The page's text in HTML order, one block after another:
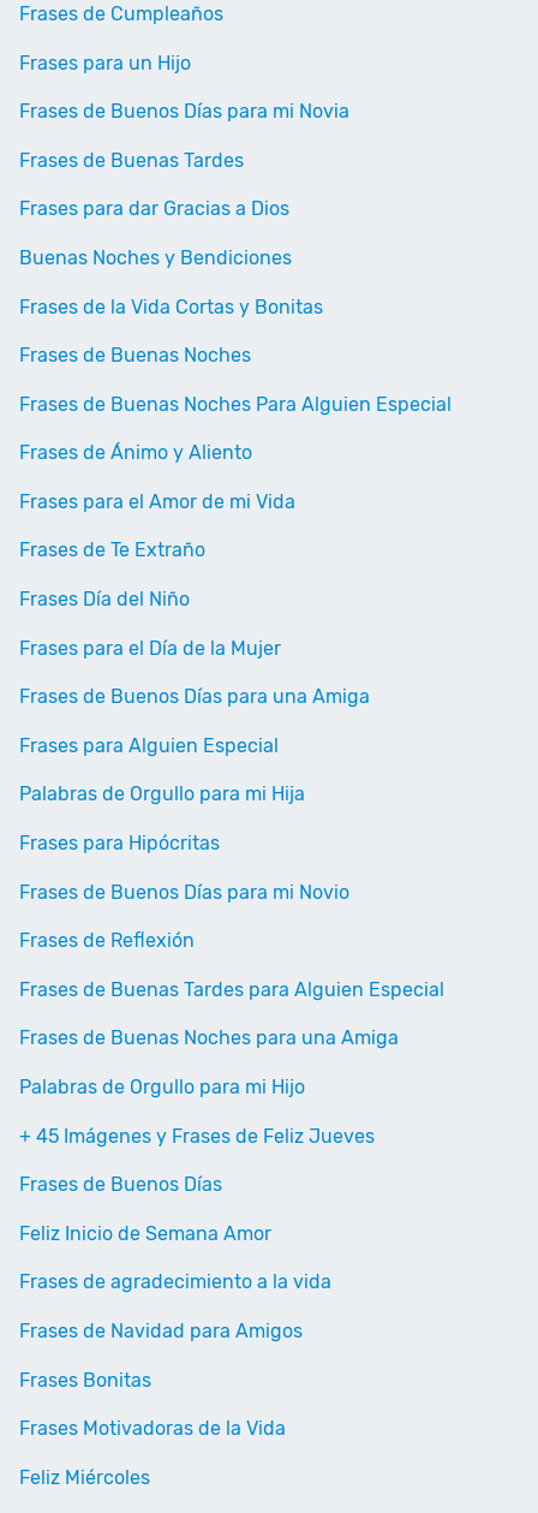
Frases de Cumpleaños
Frases para un Hijo
Frases de Buenos Días para mi Novia
Frases de Buenas Tardes
Frases para dar Gracias a Dios
Buenas Noches y Bendiciones
Frases de la Vida Cortas y Bonitas
Frases de Buenas Noches
Frases de Buenas Noches Para Alguien Especial
Frases de Ánimo y Aliento
Frases para el Amor de mi Vida
Frases de Te Extraño
Frases Día del Niño
Frases para el Día de la Mujer
Frases de Buenos Días para una Amiga
Frases para Alguien Especial
Palabras de Orgullo para mi Hija
Frases para Hipócritas
Frases de Buenos Días para mi Novio
Frases de Reflexión
Frases de Buenas Tardes para Alguien Especial
Frases de Buenas Noches para una Amiga
Palabras de Orgullo para mi Hijo
+ 45 Imágenes y Frases de Feliz Jueves
Frases de Buenos Días
Feliz Inicio de Semana Amor
Frases de agradecimiento a la vida
Frases de Navidad para Amigos
Frases Bonitas
Frases Motivadoras de la Vida
Feliz Miércoles